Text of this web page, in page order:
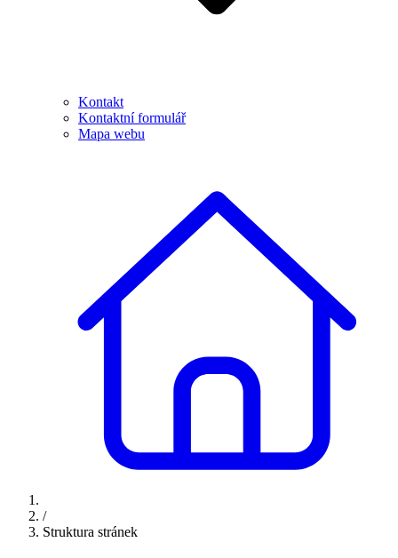
Kontakt
Kontaktní formulář
Mapa webu
/
Struktura stránek